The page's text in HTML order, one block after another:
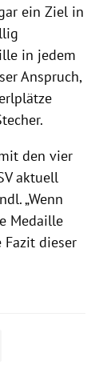
ein Ziel in
in jedem
Anspruch,
den vier
aktuell
„Wenn
Medaille
dieser